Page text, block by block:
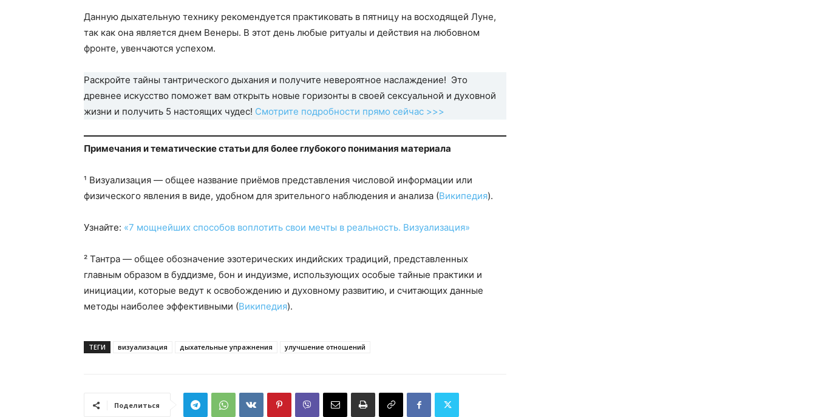
Данную дыхательную технику рекомендуется практиковать в пятницу на восходящей Луне,
так как она является днем Венеры. В этот день любые ритуалы и действия на любовном
фронте, увенчаются успехом.
Раскройте тайны тантрического дыхания и получите невероятное наслаждение! Это
древнее искусство поможет вам открыть новые горизонты в своей сексуальной и духовной
жизни и получить 5 настоящих чудес! Смотрите подробности прямо сейчас >>>
Примечания и тематические статьи для более глубокого понимания материала
¹ Визуализация — общее название приёмов представления числовой информации или
физического явления в виде, удобном для зрительного наблюдения и анализа (Википедия).
Узнайте: «7 мощнейших способов воплотить свои мечты в реальность. Визуализация»
² Тантра — общее обозначение эзотерических индийских традиций, представленных
главным образом в буддизме, бон и индуизме, использующих особые тайные практики и
инициации, которые ведут к освобождению и духовному развитию, и считающих данные
методы наиболее эффективными (Википедия).
ТЕГИ визуализация дыхательные упражнения улучшение отношений
Поделиться